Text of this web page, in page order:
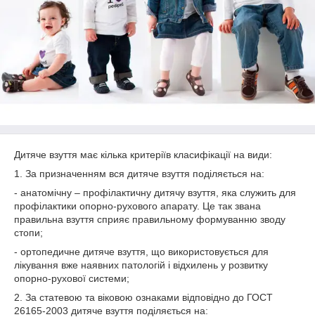
Дитяче взуття має кілька критеріїв класифікації на види:
1. За призначенням вся дитяче взуття поділяється на:
- анатомічну – профілактичну дитячу взуття, яка служить для
профілактики опорно-рухового апарату. Це так звана
правильна взуття сприяє правильному формуванню зводу
стопи;
- ортопедичне дитяче взуття, що використовується для
лікування вже наявних патологій і відхилень у розвитку
опорно-рухової системи;
2. За статевою та віковою ознаками відповідно до ГОСТ
26165-2003 дитяче взуття поділяється на: